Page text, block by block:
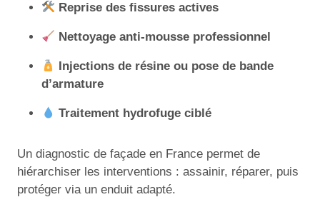
Reprise des fissures actives
Nettoyage anti-mousse professionnel
Injections de résine ou pose de bande
d’armature
Traitement hydrofuge ciblé
Un diagnostic de façade en France permet de
hiérarchiser les interventions : assainir, réparer, puis
protéger via un enduit adapté.